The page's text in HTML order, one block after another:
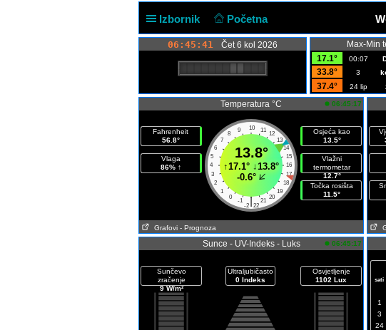
Izbornik Početna
06:45:41 Čet 6 kol 2026
Max-Min
17.1°
00:07
33.8°
3
37.4°
24 lip
Temperatura °C 06:45:17
Fahrenheit
56.8°
Vlaga
86% ↑
10
9 11
8
12
7
13
6
14
5
15
4
16
3
17
2
18
1
19
0
20
-1 21
|
-2 22
13.8°
↑17.1° ↓13.8°
-0.6°
Osjeća kao
13.5°
Vlažni
termometar
12.7°
Točka rosišta
11.5°
Grafovi - Prognoza
Sunce - UV-Indeks - Luks 06:45:17
Sunčevo
zračenje
9 W/m²
Ultraljubičasto
0 Indeks
Osvjetljenje
1102 Lux
sati
1
3
24